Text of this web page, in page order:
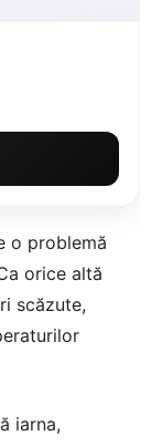
o problemă
orice altă
scăzute,
iarna,